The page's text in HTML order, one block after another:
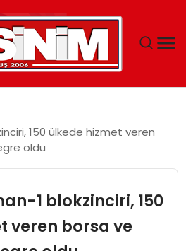
150 ülkede hizmet veren
oldu
1 blokzinciri, 150
veren borsa ve